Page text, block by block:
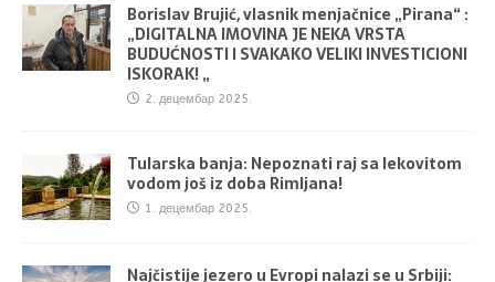
Borislav Brujić, vlasnik menjačnice „Pirana“ :
„DIGITALNA IMOVINA JE NEKA VRSTA
BUDUĆNOSTI I SVAKAKO VELIKI INVESTICIONI
ISKORAK! „
2. децембар 2025.
Tularska banja: Nepoznati raj sa lekovitom
vodom još iz doba Rimljana!
1. децембар 2025.
Najčistije jezero u Evropi nalazi se u Srbiji: